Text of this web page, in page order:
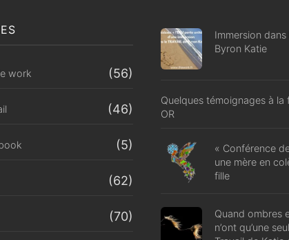
work (56)
(46)
(5)
(62)
(70)
Immersion
Byron Katie
Quelques témoignages à la
OR
« Conférence
une mère en
fille
Quand ombres
n’ont qu’une